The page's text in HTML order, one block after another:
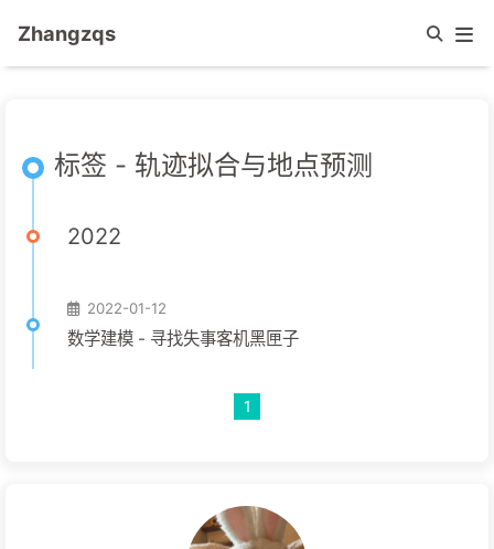
Zhangzqs
标签 - 轨迹拟合与地点预测
2022
2022-01-12
数学建模 - 寻找失事客机黑匣子
1